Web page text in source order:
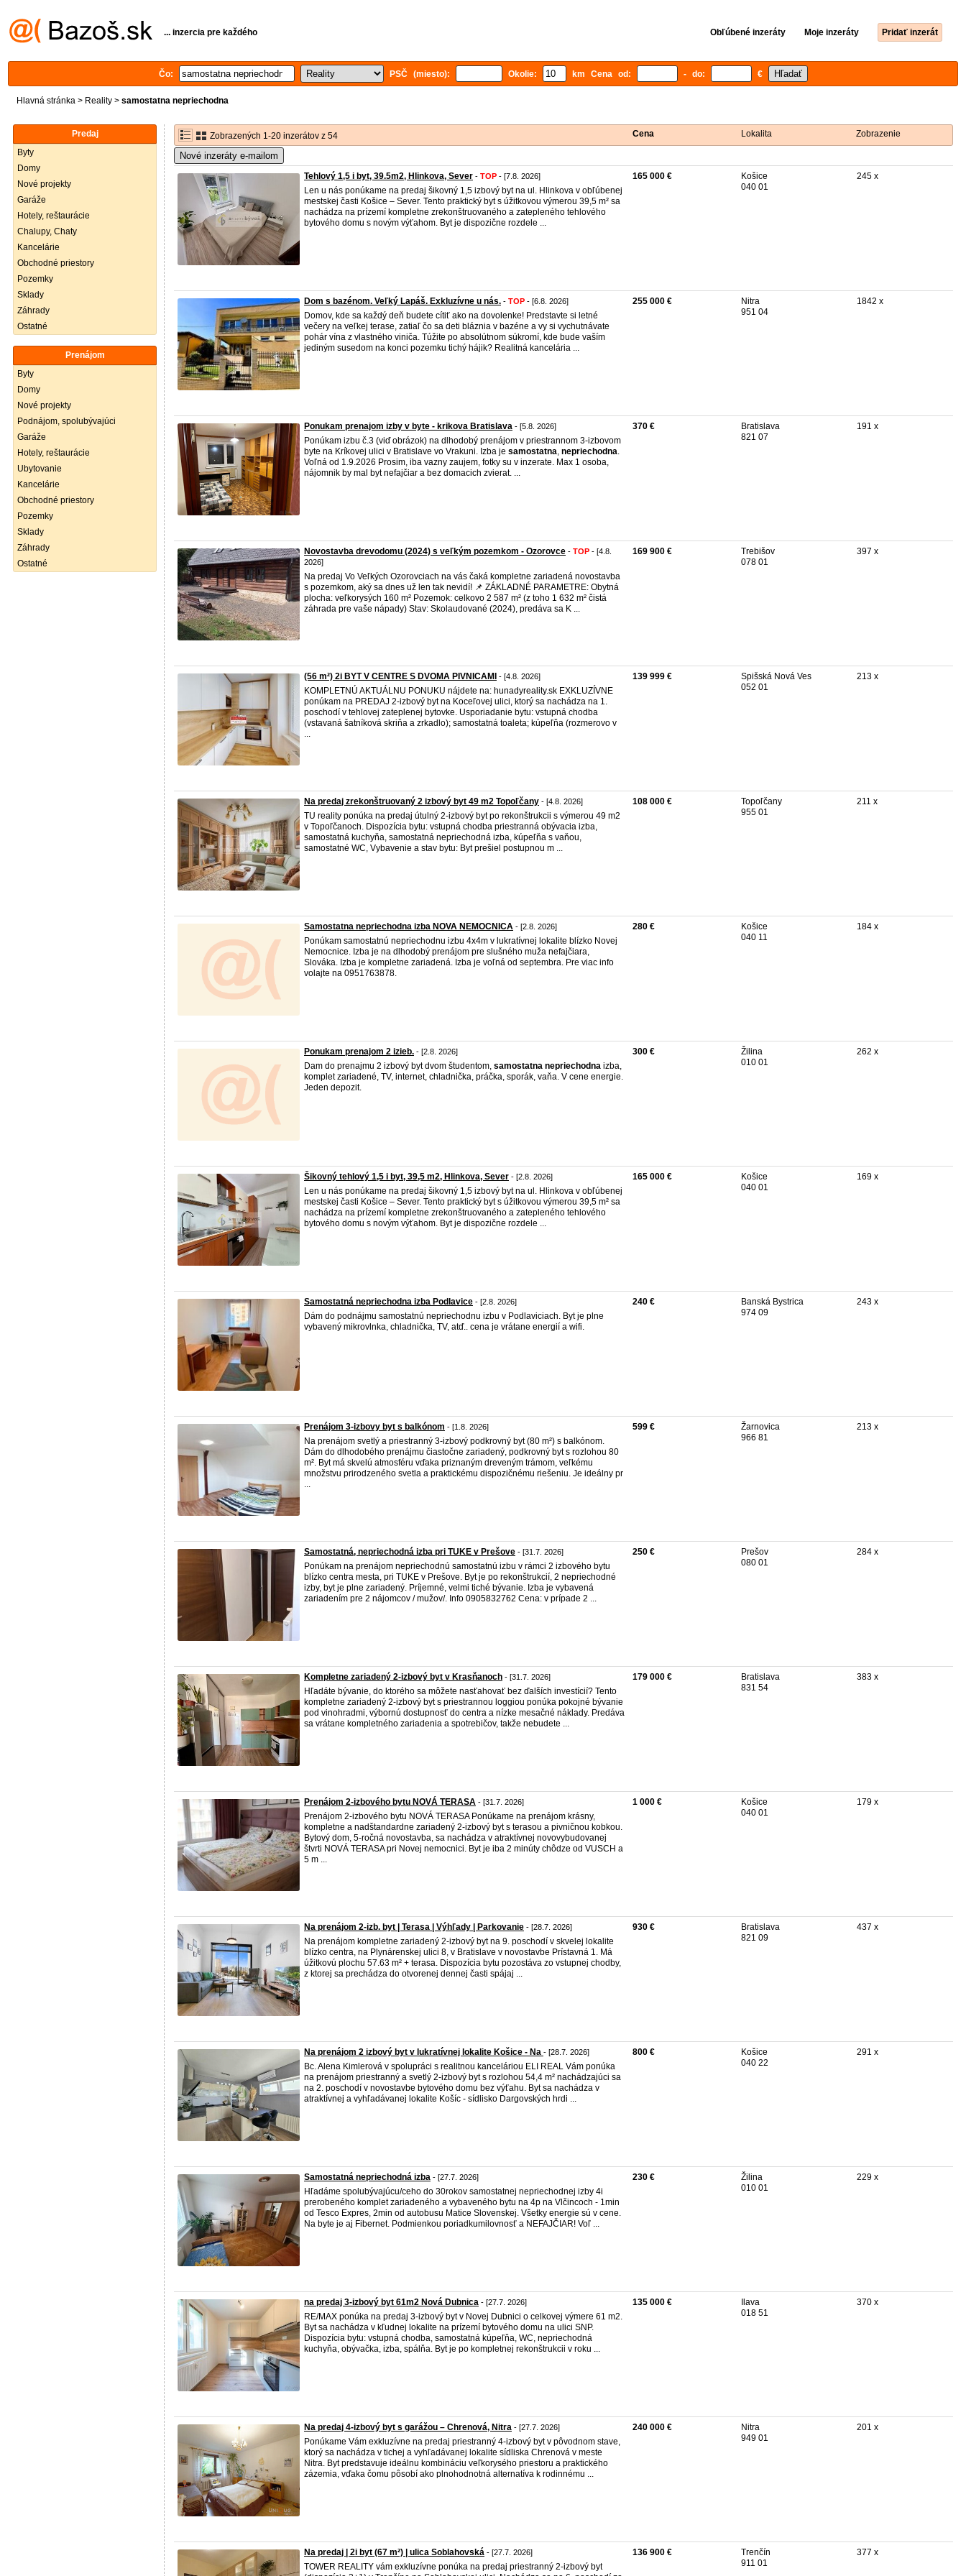
... inzercia pre každého Obľúbené inzeráty Moje inzeráty Pridať inzerát
Čo: PSČ (miesto): Okolie: km Cena od: - do: €
Hlavná stránka > Reality > samostatna nepriechodna
Predaj
Byty
Domy
Nové projekty
Garáže
Hotely, reštaurácie
Chalupy, Chaty
Kancelárie
Obchodné priestory
Pozemky
Sklady
Záhrady
Ostatné
Prenájom
Byty
Domy
Nové projekty
Podnájom, spolubývajúci
Garáže
Hotely, reštaurácie
Ubytovanie
Kancelárie
Obchodné priestory
Pozemky
Sklady
Záhrady
Ostatné
Zobrazených 1-20 inzerátov z 54 Cena Lokalita Zobrazenie
Nové inzeráty e-mailom
Tehlový 1,5 i byt, 39.5m2, Hlinkova, Sever - TOP - [7.8. 2026]
Len u nás ponúkame na predaj šikovný 1,5 izbový byt na ul. Hlinkova v obľúbenej
mestskej časti Košice – Sever. Tento praktický byt s úžitkovou výmerou 39,5 m² sa
nachádza na prízemí kompletne zrekonštruovaného a zatepleného tehlového
bytového domu s novým výťahom. Byt je dispozične rozdele ...
165 000 €
Košice
040 01
245 x
Dom s bazénom. Veľký Lapáš. Exkluzívne u nás. - TOP - [6.8. 2026]
Domov, kde sa každý deň budete cítiť ako na dovolenke! Predstavte si letné
večery na veľkej terase, zatiaľ čo sa deti bláznia v bazéne a vy si vychutnávate
pohár vína z vlastného viniča. Túžite po absolútnom súkromí, kde bude vaším
jediným susedom na konci pozemku tichý hájik? Realitná kancelária ...
255 000 €
Nitra
951 04
1842 x
Ponukam prenajom izby v byte - krikova Bratislava - [5.8. 2026]
Ponúkam izbu č.3 (viď obrázok) na dlhodobý prenájom v priestrannom 3-izbovom
byte na Kríkovej ulici v Bratislave vo Vrakuni. Izba je samostatna, nepriechodna.
Voľná od 1.9.2026 Prosim, iba vazny zaujem, fotky su v inzerate. Max 1 osoba,
nájomnik by mal byt nefajčiar a bez domacich zvierat. ...
370 €
Bratislava
821 07
191 x
Novostavba drevodomu (2024) s veľkým pozemkom - Ozorovce - TOP - [4.8.
2026]
Na predaj Vo Veľkých Ozorovciach na vás čaká kompletne zariadená novostavba
s pozemkom, aký sa dnes už len tak nevidí! 📌 ZÁKLADNÉ PARAMETRE: Obytná
plocha: veľkorysých 160 m² Pozemok: celkovo 2 587 m² (z toho 1 632 m² čistá
záhrada pre vaše nápady) Stav: Skolaudované (2024), predáva sa K ...
169 900 €
Trebišov
078 01
397 x
(56 m²) 2i BYT V CENTRE S DVOMA PIVNICAMI - [4.8. 2026]
KOMPLETNÚ AKTUÁLNU PONUKU nájdete na: hunadyreality.sk EXKLUZÍVNE
ponúkam na PREDAJ 2-izbový byt na Koceľovej ulici, ktorý sa nachádza na 1.
poschodí v tehlovej zateplenej bytovke. Usporiadanie bytu: vstupná chodba
(vstavaná šatníková skriňa a zrkadlo); samostatná toaleta; kúpeľňa (rozmerovo v
...
139 999 €
Spišská Nová Ves
052 01
213 x
Na predaj zrekonštruovaný 2 izbový byt 49 m2 Topoľčany - [4.8. 2026]
TU reality ponúka na predaj útulný 2-izbový byt po rekonštrukcii s výmerou 49 m2
v Topoľčanoch. Dispozícia bytu: vstupná chodba priestranná obývacia izba,
samostatná kuchyňa, samostatná nepriechodná izba, kúpeľňa s vaňou,
samostatné WC, Vybavenie a stav bytu: Byt prešiel postupnou m ...
108 000 €
Topoľčany
955 01
211 x
Samostatna nepriechodna izba NOVA NEMOCNICA - [2.8. 2026]
Ponúkam samostatnú nepriechodnu izbu 4x4m v lukratívnej lokalite blízko Novej
Nemocnice. Izba je na dlhodobý prenájom pre slušného muža nefajčiara,
Slováka. Izba je kompletne zariadená. Izba je voľná od septembra. Pre viac info
volajte na 0951763878.
280 €
Košice
040 11
184 x
Ponukam prenajom 2 izieb. - [2.8. 2026]
Dam do prenajmu 2 izbový byt dvom študentom, samostatna nepriechodna izba,
komplet zariadené, TV, internet, chladnička, práčka, sporák, vaňa. V cene energie.
Jeden depozit.
300 €
Žilina
010 01
262 x
Šikovný tehlový 1,5 i byt, 39,5 m2, Hlinkova, Sever - [2.8. 2026]
Len u nás ponúkame na predaj šikovný 1,5 izbový byt na ul. Hlinkova v obľúbenej
mestskej časti Košice – Sever. Tento praktický byt s úžitkovou výmerou 39,5 m² sa
nachádza na prízemí kompletne zrekonštruovaného a zatepleného tehlového
bytového domu s novým výťahom. Byt je dispozične rozdele ...
165 000 €
Košice
040 01
169 x
Samostatná nepriechodna izba Podlavice - [2.8. 2026]
Dám do podnájmu samostatnú nepriechodnu izbu v Podlaviciach. Byt je plne
vybavený mikrovlnka, chladnička, TV, atď.. cena je vrátane energií a wifi.
240 €
Banská Bystrica
974 09
243 x
Prenájom 3-izbovy byt s balkónom - [1.8. 2026]
Na prenájom svetlý a priestranný 3-izbový podkrovný byt (80 m²) s balkónom.
Dám do dlhodobého prenájmu čiastočne zariadený, podkrovný byt s rozlohou 80
m². Byt má skvelú atmosféru vďaka priznaným dreveným trámom, veľkému
množstvu prirodzeného svetla a praktickému dispozičnému riešeniu. Je ideálny pr
...
599 €
Žarnovica
966 81
213 x
Samostatná, nepriechodná izba pri TUKE v Prešove - [31.7. 2026]
Ponúkam na prenájom nepriechodnú samostatnú izbu v rámci 2 izbového bytu
blízko centra mesta, pri TUKE v Prešove. Byt je po rekonštrukcií, 2 nepriechodné
izby, byt je plne zariadený. Príjemné, velmi tiché bývanie. Izba je vybavená
zariadením pre 2 nájomcov / mužov/. Info 0905832762 Cena: v prípade 2 ...
250 €
Prešov
080 01
284 x
Kompletne zariadený 2-izbový byt v Krasňanoch - [31.7. 2026]
Hľadáte bývanie, do ktorého sa môžete nasťahovať bez ďalších investícií? Tento
kompletne zariadený 2-izbový byt s priestrannou loggiou ponúka pokojné bývanie
pod vinohradmi, výbornú dostupnosť do centra a nízke mesačné náklady. Predáva
sa vrátane kompletného zariadenia a spotrebičov, takže nebudete ...
179 000 €
Bratislava
831 54
383 x
Prenájom 2-izbového bytu NOVÁ TERASA - [31.7. 2026]
Prenájom 2-izbového bytu NOVÁ TERASA Ponúkame na prenájom krásny,
kompletne a nadštandardne zariadený 2-izbový byt s terasou a pivničnou kobkou.
Bytový dom, 5-ročná novostavba, sa nachádza v atraktívnej novovybudovanej
štvrti NOVÁ TERASA pri Novej nemocnici. Byt je iba 2 minúty chôdze od VUSCH a
5 m ...
1 000 €
Košice
040 01
179 x
Na prenájom 2-izb. byt | Terasa | Výhľady | Parkovanie - [28.7. 2026]
Na prenájom kompletne zariadený 2-izbový byt na 9. poschodí v skvelej lokalite
blízko centra, na Plynárenskej ulici 8, v Bratislave v novostavbe Prístavná 1. Má
úžitkovú plochu 57.63 m² + terasa. Dispozícia bytu pozostáva zo vstupnej chodby,
z ktorej sa prechádza do otvorenej dennej časti spájaj ...
930 €
Bratislava
821 09
437 x
Na prenájom 2 izbový byt v lukratívnej lokalite Košice - Na - [28.7. 2026]
Bc. Alena Kimlerová v spolupráci s realitnou kanceláriou ELI REAL Vám ponúka
na prenájom priestranný a svetlý 2-izbový byt s rozlohou 54,4 m² nachádzajúci sa
na 2. poschodí v novostavbe bytového domu bez výťahu. Byt sa nachádza v
atraktívnej a vyhľadávanej lokalite Košíc - sídlisko Dargovských hrdi ...
800 €
Košice
040 22
291 x
Samostatná nepriechodná izba - [27.7. 2026]
Hľadáme spolubývajúcu/ceho do 30rokov samostatnej nepriechodnej izby 4i
prerobeného komplet zariadeného a vybaveného bytu na 4p na Vlčincoch - 1min
od Tesco Expres, 2min od autobusu Matice Slovenskej. Všetky energie sú v cene.
Na byte je aj Fibernet. Podmienkou poriadkumilovnosť a NEFAJČIAR! Voľ ...
230 €
Žilina
010 01
229 x
na predaj 3-izbový byt 61m2 Nová Dubnica - [27.7. 2026]
RE/​MAX ponúka na predaj 3-izbový byt v Novej Dubnici o celkovej výmere 61 m2.
Byt sa nachádza v kľudnej lokalite na prízemí bytového domu na ulici SNP.
Dispozícia bytu: vstupná chodba, samostatná kúpeľňa, WC, nepriechodná
kuchyňa, obývačka, izba, spálňa. Byt je po kompletnej rekonštrukcii v roku ...
135 000 €
Ilava
018 51
370 x
Na predaj 4-izbový byt s garážou – Chrenová, Nitra - [27.7. 2026]
Ponúkame Vám exkluzívne na predaj priestranný 4-izbový byt v pôvodnom stave,
ktorý sa nachádza v tichej a vyhľadávanej lokalite sídliska Chrenová v meste
Nitra. Byt predstavuje ideálnu kombináciu veľkorysého priestoru a praktického
zázemia, vďaka čomu pôsobí ako plnohodnotná alternatíva k rodinnému ...
240 000 €
Nitra
949 01
201 x
Na predaj | 2i byt (67 m²) | ulica Soblahovská - [27.7. 2026]
TOWER REALITY vám exkluzívne ponúka na predaj priestranný 2-izbový byt
136 900 €
Trenčín
911 01
377 x